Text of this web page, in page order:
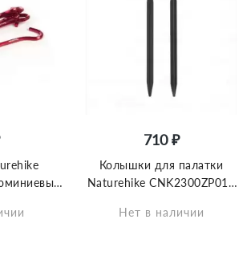
710 ₽
Колышки для палатки
Naturehike CNK2300ZP016
чёрный
Нет в наличии